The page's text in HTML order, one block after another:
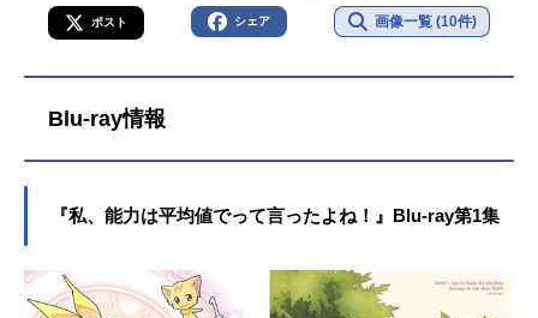
ポスト シェア 画像一覧 (10件)
Blu-ray情報
『私、能力は平均値でって言ったよね！』Blu-ray第1集